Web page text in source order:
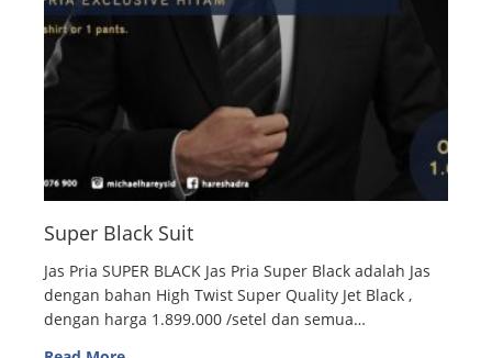
Super Black Suit
Jas Pria SUPER BLACK Jas Pria Super Black adalah Jas
dengan bahan High Twist Super Quality Jet Black ,
dengan harga 1.899.000 /setel dan semua…